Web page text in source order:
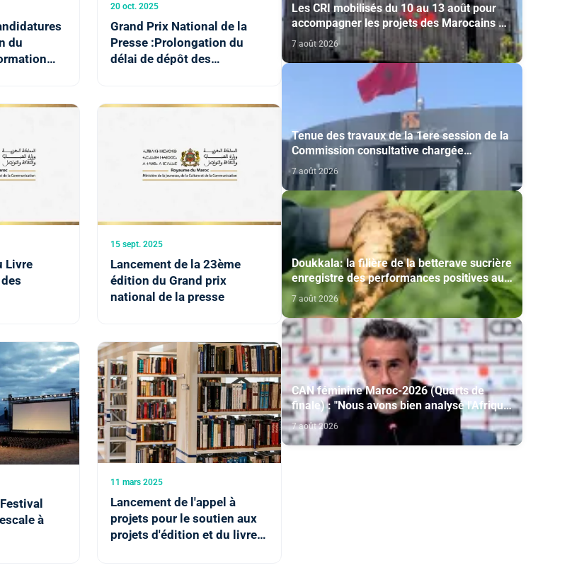
du
20 oct. 2025
Grand Prix National de la
Presse :Prolongation du
délai de dépôt des
Livre
15 sept. 2025
Lancement de la 23ème
édition du Grand prix
national de la presse
à
11 mars 2025
Lancement de l'appel à
projets pour le soutien aux
projets d'édition et du livre
Les CRI mobilisés du 10 au 13 août pour
accompagner les projets des Marocains du
Monde
7 août 2026
Tenue des travaux de la 1ere session de la
Commission consultative chargée
d’émettre un avis sur la délivrance de la
carte du professionnel du cinéma (CCM)
7 août 2026
Doukkala: la filière de la betterave sucrière
enregistre des performances positives au
titre de la campagne agricole 2025-2026
7 août 2026
CAN féminine Maroc-2026 (Quarts de
finale) : "Nous avons bien analysé l'Afrique
du Sud pour aller chercher la victoire"
(Jorge Vilda)
7 août 2026